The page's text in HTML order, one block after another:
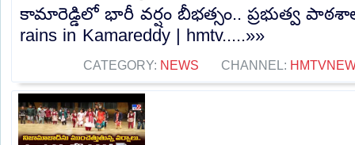
కామారెడ్డిలో భారీ వర్షం బీభత్సం.. ప్రభుత్వ
rains in Kamareddy | hmtv.....»»
CATEGORY: NEWS CHANNEL: